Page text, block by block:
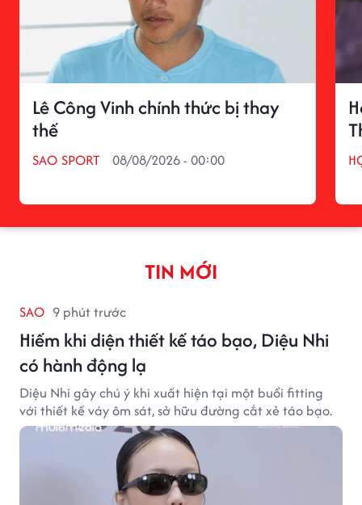
Lê Công Vinh chính thức bị thay
thế
SAO SPORT 08/08/2026 - 00:00
TIN MỚI
SAO 9 phút trước
Hiếm khi diện thiết kế táo bạo, Diệu Nhi
có hành động lạ
Diệu Nhi gây chú ý khi xuất hiện tại một buổi fitting
với thiết kế váy ôm sát, sở hữu đường cắt xẻ táo bạo.